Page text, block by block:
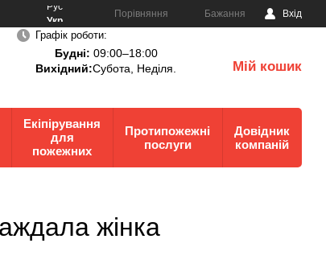
Рус
Укр
Порівняння Бажання Вхід
Графік роботи:
Будні: 09:00–18:00
Вихідний:Субота, Неділя. Мій кошик
Екіпірування
для
пожежних
Протипожежні
послуги
Довідник
компаній
жінка